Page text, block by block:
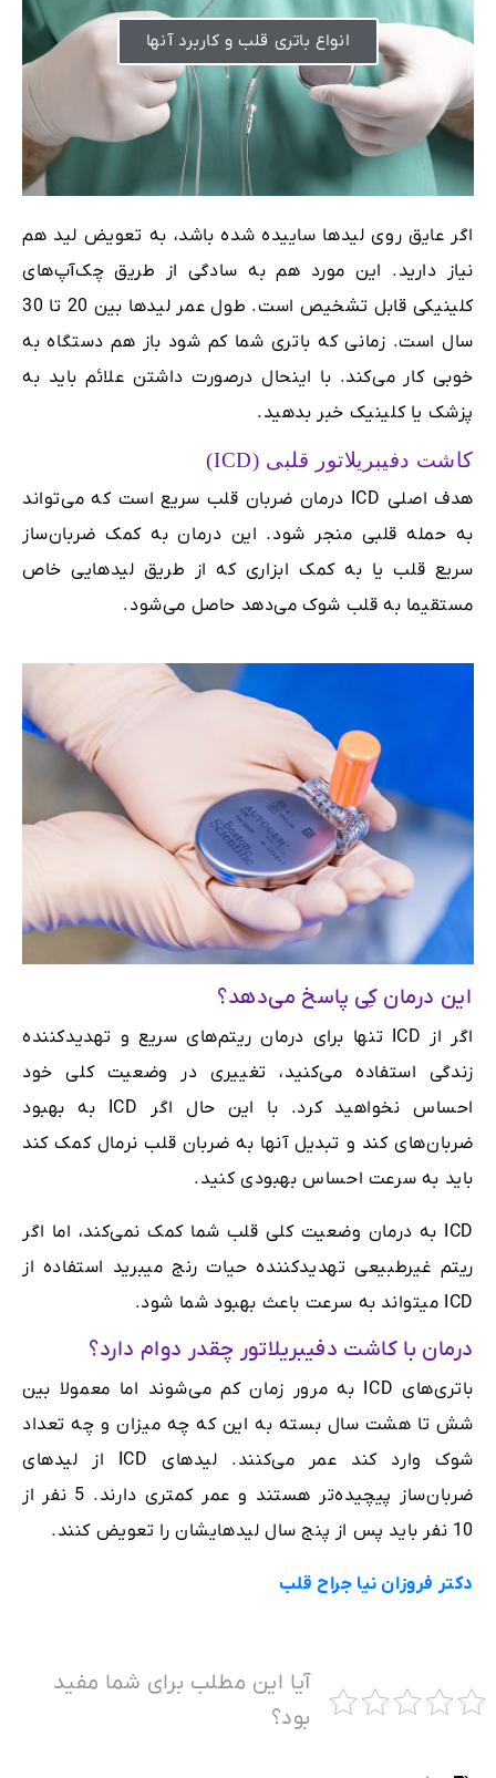
انواع باتری قلب و کاربرد آنها
اگر عایق روی لیدها ساییده شده باشد، به تعویض لید هم
نیاز دارید. این مورد هم به سادگی از طریق چک‌آپ‌های
کلینیکی قابل تشخیص است. طول عمر لیدها بین 20 تا 30
سال است. زمانی که باتری شما کم شود باز هم دستگاه به
خوبی کار می‌کند. با اینحال درصورت داشتن علائم باید به
پزشک یا کلینیک خبر بدهید.
کاشت دفیبریلاتور قلبی (ICD)
هدف اصلی ICD درمان ضربان قلب سریع است که می‌تواند
به حمله قلبی منجر شود. این درمان به کمک ضربان‌ساز
سریع قلب یا به کمک ابزاری که از طریق لیدهایی خاص
مستقیما به قلب شوک می‌دهد حاصل می‌شود.
این درمان کِی پاسخ می‌دهد؟
اگر از ICD تنها برای درمان ریتم‌های سریع و تهدیدکننده
زندگی استفاده می‌کنید، تغییری در وضعیت کلی خود
احساس نخواهید کرد. با این حال اگر ICD به بهبود
ضربان‌های کند و تبدیل آنها به ضربان قلب نرمال کمک کند
باید به سرعت احساس بهبودی کنید.
ICD به درمان وضعیت کلی قلب شما کمک نمی‌کند، اما اگر
ریتم غیرطبیعی تهدیدکننده حیات رنج میبرید استفاده از
ICD میتواند به سرعت باعث بهبود شما شود.
درمان با کاشت دفیبریلاتور چقدر دوام دارد؟
باتری‌های ICD به مرور زمان کم می‌شوند اما معمولا بین
شش تا هشت سال بسته به این که چه میزان و چه تعداد
شوک وارد کند عمر می‌کنند. لیدهای ICD از لیدهای
ضربان‌ساز پیچیده‌تر هستند و عمر کمتری دارند. 5 نفر از
10 نفر باید پس از پنج سال لیدهایشان را تعویض کنند.
دکتر فروزان نیا جراح قلب
آیا این مطلب برای شما مفید
بود؟